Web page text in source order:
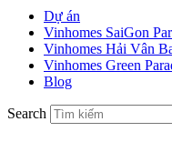
Dự án
Vinhomes SaiGon
Vinhomes Hải Vân
Vinhomes Green
Blog
Search